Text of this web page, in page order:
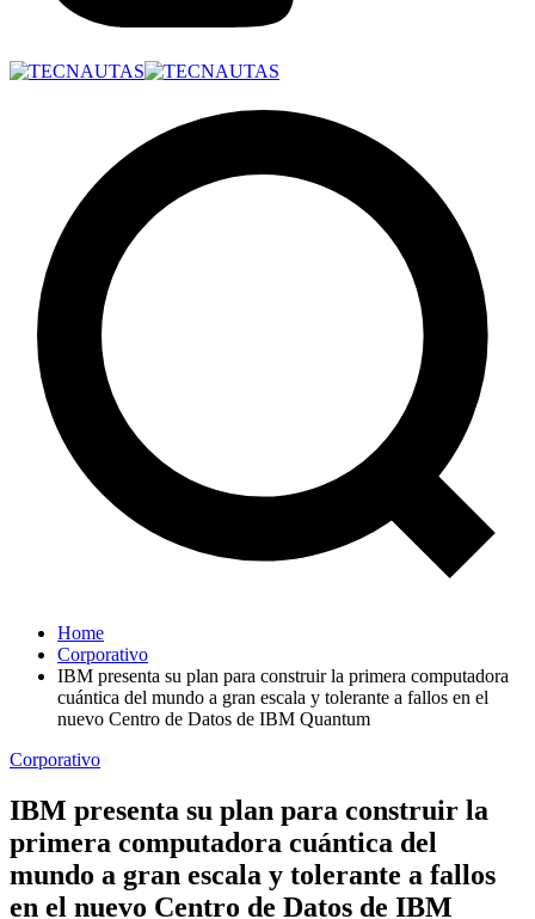
Home
Corporativo
IBM presenta su plan para construir la primera computadora
cuántica del mundo a gran escala y tolerante a fallos en el
nuevo Centro de Datos de IBM Quantum
Corporativo
IBM presenta su plan para construir la
primera computadora cuántica del
mundo a gran escala y tolerante a fallos
en el nuevo Centro de Datos de IBM